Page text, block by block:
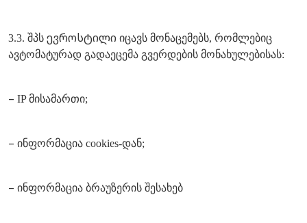
3.3. შპს ევროსტილი იცავს მონაცემებს, რომლებიც
ავტომატურად გადაეცემა გვერდების მონახულებისას:
– IP მისამართი;
– ინფორმაცია cookies-დან;
– ინფორმაცია ბრაუზერის შესახებ